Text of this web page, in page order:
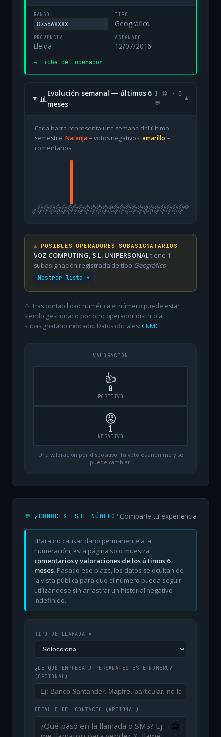
RANGO
87366XXXX
TIPO
Geográfico
PROVINCIA
Lleida
ASIGNADO
12/07/2016
→ Ficha del operador
📊
Evolución semanal — últimos 6
meses
1 😡 · 0
💬
▾
Cada barra representa una semana del último
semestre. Naranja= votos negativos, amarillo =
comentarios.
09/02
16/0223/0202/0309/0316/0323/0330/0306/0413/0420/0427/0404/0511/0518/0525/0501/0608/0615/0622/0629/0606/0713/0720/0727/07
03/08
⚠️ POSIBLES OPERADORES SUBASIGNATARIOS
VOZ COMPUTING, S.L. UNIPERSONALtiene 1
subasignación registrada de tipo Geográfico.
Mostrar lista ▾
⚠️ Tras portabilidad numérica el número puede estar
siendo gestionado por otro operador distinto al
subasignatario indicado. Datos oficiales: CNMC.
VALORACIÓN
👍
0
POSITIVO
😡
1
NEGATIVO
Una valoración por dispositivo. Tu voto es anónimo y se
puede cambiar.
💬 ¿CONOCES ESTE NÚMERO? Comparte tu experiencia
ℹ️ Para no causar daño permanente a la
numeración, esta página solo muestra
comentarios y valoraciones de los últimos 6
meses. Pasado ese plazo, los datos se ocultan de
la vista pública para que el número pueda seguir
utilizándose sin arrastrar un historial negativo
indefinido.
TIPO DE LLAMADA *
¿DE QUÉ EMPRESA O PERSONA ES ESTE NÚMERO?
(OPCIONAL)
DETALLE DEL CONTACTO (OPCIONAL)
😀